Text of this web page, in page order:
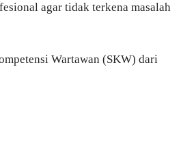
agar tidak terkena masalah
Wartawan (SKW) dari